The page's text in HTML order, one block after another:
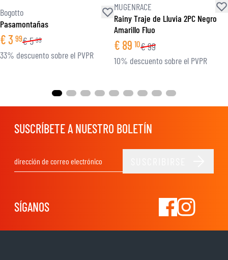
Bogotto
Pasamontañas
€3 99€5 99
33% descuento sobre el PVPR
MUGENRACE
Rainy Traje de Lluvia 2PC Negro
Amarillo Fluo
€ 89 10€99
10% descuento sobre el PVPR
SUSCRÍBETE A NUESTRO BOLETÍN
SÍGANOS